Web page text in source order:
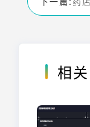
相